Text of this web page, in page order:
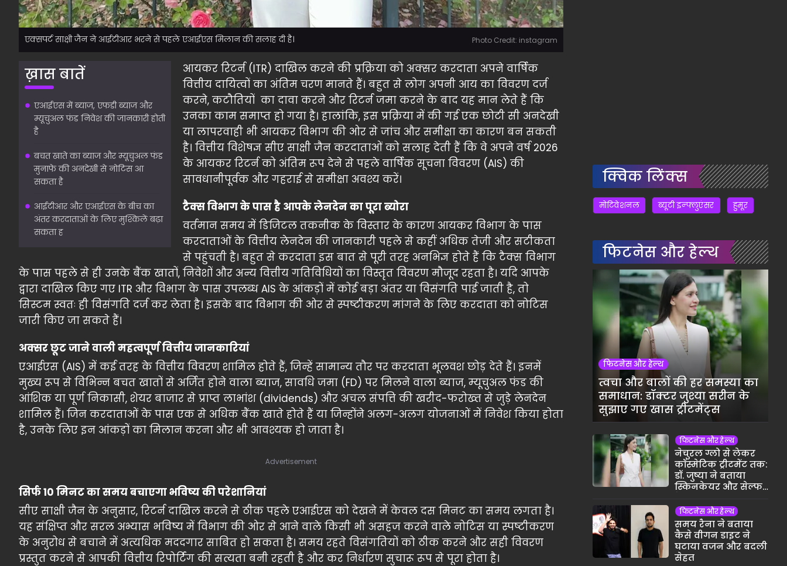
एक्सपर्ट साक्षी जैन ने आईटीआर भरने से पहले एआईएस मिलान की सलाह दी है। Photo Credit: instagram
ख़ास बातें
एआईएस में ब्याज, एफडी ब्याज और
म्यूचुअल फंड निवेश की जानकारी होती
है
बचत खाते का ब्याज और म्यूचुअल फंड
मुनाफे की अनदेखी से नोटिस आ
सकता है
आईटीआर और एआईएस के बीच का
अंतर करदाताओं के लिए मुश्किलें बढ़ा
सकता ह
आयकर रिटर्न (ITR) दाखिल करने की प्रक्रिया को अक्सर करदाता अपने वार्षिक
वित्तीय दायित्वों का अंतिम चरण मानते हैं। बहुत से लोग अपनी आय का विवरण दर्ज
करने, कटौतियों का दावा करने और रिटर्न जमा करने के बाद यह मान लेते हैं कि
उनका काम समाप्त हो गया है। हालांकि, इस प्रक्रिया में की गई एक छोटी सी अनदेखी
या लापरवाही भी आयकर विभाग की ओर से जांच और समीक्षा का कारण बन सकती
है। वित्तीय विशेषज्ञ सीए साक्षी जैन करदाताओं को सलाह देती हैं कि वे अपने वर्ष 2026
के आयकर रिटर्न को अंतिम रूप देने से पहले वार्षिक सूचना विवरण (AIS) की
सावधानीपूर्वक और गहराई से समीक्षा अवश्य करें।
टैक्स विभाग के पास है आपके लेनदेन का पूरा ब्योरा
वर्तमान समय में डिजिटल तकनीक के विस्तार के कारण आयकर विभाग के पास
करदाताओं के वित्तीय लेनदेन की जानकारी पहले से कहीं अधिक तेजी और सटीकता
से पहुंचती है। बहुत से करदाता इस बात से पूरी तरह अनभिज्ञ होते हैं कि टैक्स विभाग
के पास पहले से ही उनके बैंक खातों, निवेशों और अन्य वित्तीय गतिविधियों का विस्तृत विवरण मौजूद रहता है। यदि आपके
द्वारा दाखिल किए गए ITR और विभाग के पास उपलब्ध AIS के आंकड़ों में कोई बड़ा अंतर या विसंगति पाई जाती है, तो
सिस्टम स्वतः ही विसंगति दर्ज कर लेता है। इसके बाद विभाग की ओर से स्पष्टीकरण मांगने के लिए करदाता को नोटिस
जारी किए जा सकते हैं।
अक्सर छूट जाने वाली महत्वपूर्ण वित्तीय जानकारियां
एआईएस (AIS) में कई तरह के वित्तीय विवरण शामिल होते हैं, जिन्हें सामान्य तौर पर करदाता भूलवश छोड़ देते हैं। इनमें
मुख्य रूप से विभिन्न बचत खातों से अर्जित होने वाला ब्याज, सावधि जमा (FD) पर मिलने वाला ब्याज, म्यूचुअल फंड की
आंशिक या पूर्ण निकासी, शेयर बाजार से प्राप्त लाभांश (dividends) और अचल संपत्ति की खरीद-फरोख्त से जुड़े लेनदेन
शामिल हैं। जिन करदाताओं के पास एक से अधिक बैंक खाते होते हैं या जिन्होंने अलग-अलग योजनाओं में निवेश किया होता
है, उनके लिए इन आंकड़ों का मिलान करना और भी आवश्यक हो जाता है।
Advertisement
सिर्फ 10 मिनट का समय बचाएगा भविष्य की परेशानियां
सीए साक्षी जैन के अनुसार, रिटर्न दाखिल करने से ठीक पहले एआईएस को देखने में केवल दस मिनट का समय लगता है।
यह संक्षिप्त और सरल अभ्यास भविष्य में विभाग की ओर से आने वाले किसी भी असहज करने वाले नोटिस या स्पष्टीकरण
के अनुरोध से बचाने में अत्यधिक मददगार साबित हो सकता है। समय रहते विसंगतियों को ठीक करने और सही विवरण
प्रस्तुत करने से आपकी वित्तीय रिपोर्टिंग की सत्यता बनी रहती है और कर निर्धारण सुचारू रूप से पूरा होता है।
क्विक लिंक्स
मोटिवेशनल ब्यूटी इन्फ्लुएंसर हुमूर
फिटनेस और हेल्थ
फिटनेस और हेल्थ
त्वचा और बालों की हर समस्या का
समाधान: डॉक्टर जुश्या सरीन के
सुझाए गए खास ट्रीटमेंट्स
फिटनेस और हेल्थ
नेचुरल ग्लो से लेकर
कॉस्मेटिक ट्रीटमेंट तक:
डॉ. जुष्या ने बताया
स्किनकेयर और सेल्फ-
मतलब
फिटनेस और हेल्थ
समय रैना ने बताया
कैसे वीगन डाइट ने
घटाया वजन और बदली
सेहत